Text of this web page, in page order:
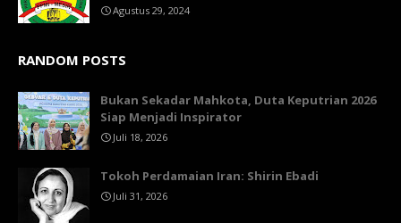
Agustus 29, 2024
RANDOM POSTS
Bukan Sekadar Mahkota, Duta Keputrian 2026
Siap Menjadi Inspirator
Juli 18, 2026
Tokoh Perdamaian Iran: Shirin Ebadi
Juli 31, 2026